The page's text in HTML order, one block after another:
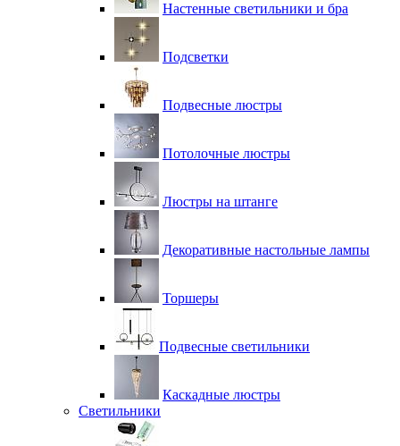
Настенные светильники и бра
Подсветки
Подвесные люстры
Потолочные люстры
Люстры на штанге
Декоративные настольные лампы
Торшеры
Подвесные светильники
Каскадные люстры
Светильники